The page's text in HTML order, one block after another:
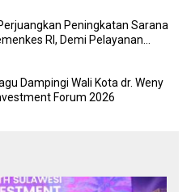
Peningkatan Sarana
RI, Demi Pelayanan
Dampingi Wali Kota dr. Weny
Forum 2026